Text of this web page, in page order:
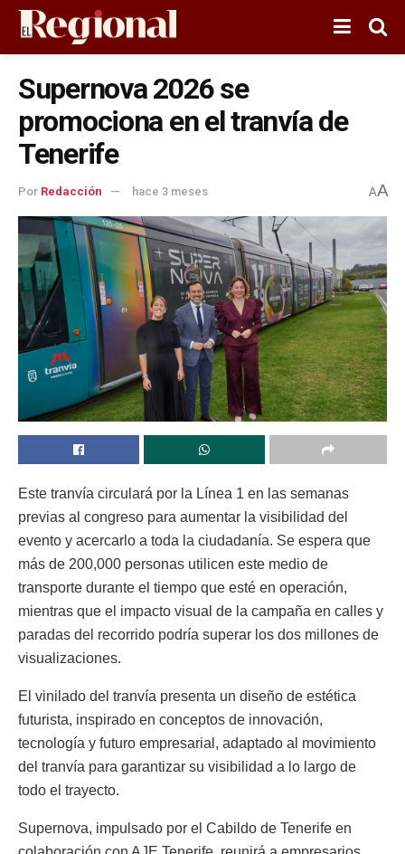
Supernova 2026 se
promociona en el tranvía de
Tenerife
Por Redacción hace 3 meses AA
Este tranvía circulará por la Línea 1 en las semanas
previas al congreso para aumentar la visibilidad del
evento y acercarlo a toda la ciudadanía. Se espera que
más de 200,000 personas utilicen este medio de
transporte durante el tiempo que esté en operación,
mientras que el impacto visual de la campaña en calles y
paradas del recorrido podría superar los dos millones de
visualizaciones.
El vinilado del tranvía presenta un diseño de estética
futurista, inspirado en conceptos de innovación,
tecnología y futuro empresarial, adaptado al movimiento
del tranvía para garantizar su visibilidad a lo largo de
todo el trayecto.
Supernova, impulsado por el Cabildo de Tenerife en